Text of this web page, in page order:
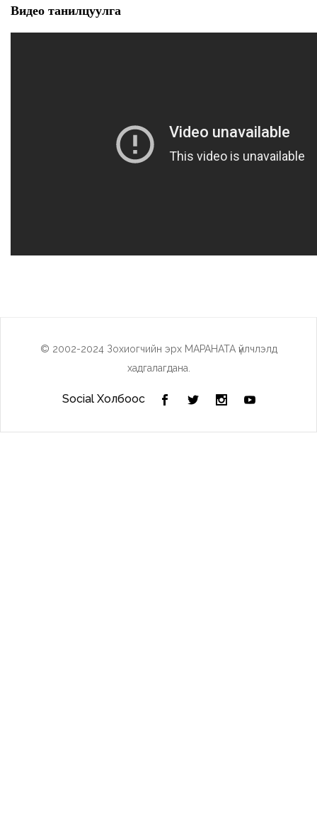
Видео танилцуулга
© 2002-2024 Зохиогчийн эрх МАРАНАТА үйлчлэлд
хадгалагдана.
Social Холбоос